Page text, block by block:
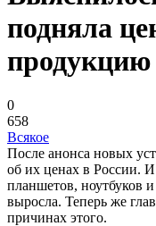
подняла
продукцию
0
658
Всякое
После анонса новых
об их ценах в России. И
планшетов, ноутбуков
выросла. Теперь же
причинах этого.